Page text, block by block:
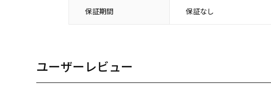
保証期間 保証なし
ユーザーレビュー